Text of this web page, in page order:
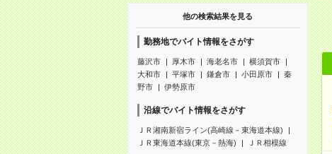
他の検索結果を見る
勤務地でバイト情報をさがす
藤沢市 厚木市 海老名市
横須賀市
大和市
平塚市 鎌倉市 小田原市
秦
野市
伊勢原市
沿線でバイト情報をさがす
ＪＲ湘南新宿ライン(高崎線－東海道本線)
ＪＲ東海道本線(東京－熱海)
ＪＲ相模線